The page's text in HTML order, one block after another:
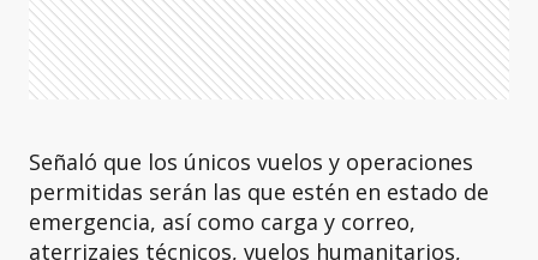
Señaló que los únicos vuelos y operaciones
permitidas serán las que estén en estado de
emergencia, así como carga y correo,
aterrizajes técnicos, vuelos humanitarios,